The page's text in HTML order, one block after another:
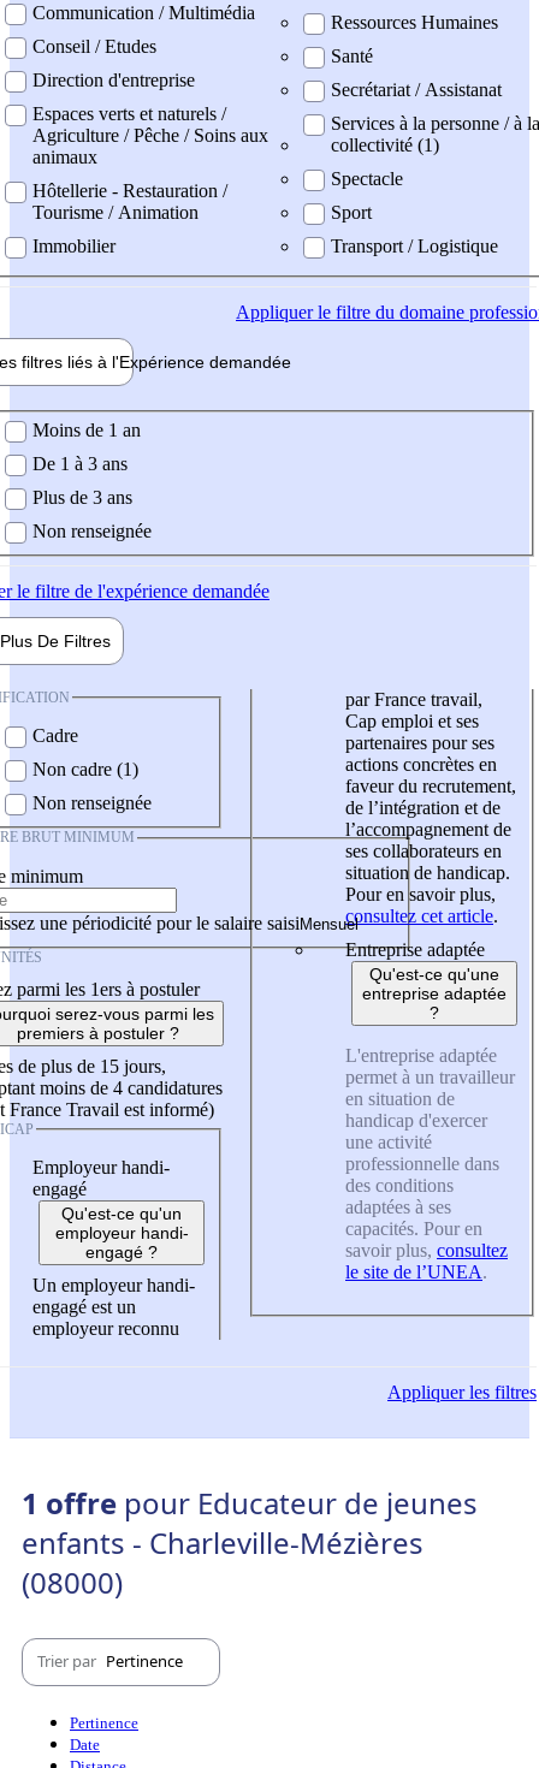
Communication / Multimédia
Conseil / Etudes
Direction d'entreprise
Espaces verts et naturels /
Agriculture / Pêche / Soins aux
animaux
Hôtellerie - Restauration /
Tourisme / Animation
Immobilier
Ressources Humaines
Santé
Secrétariat / Assistanat
Services à la personne / à la
collectivité (1)
Spectacle
Sport
Transport / Logistique
Appliquerle filtre du domaine
filtres liés à l'Expérience demandée
demandée
Moins de 1 an
De 1 à 3 ans
Plus de 3 ans
Non renseignée
le filtre de l'expérience demandée
Plus De Filtres
Cadre
Non cadre (1)
Non renseignée
BRUT MINIMUM
minimum
une périodicité pour le salaire saisi
parmi les 1ers à postuler
serez-vous parmi les
premiers à postuler ?
de plus de 15 jours,
moins de 4 candidatures
France Travail est informé)
Employeur handi-
engagé
Qu'est-ce qu'un
employeur handi-
engagé ?
Un employeur handi-
engagé est un
employeur reconnu
par France travail,
Cap emploi et ses
partenaires pour ses
actions concrètes en
faveur du recrutement,
de l’intégration et de
l’accompagnement de
ses collaborateurs en
situation de handicap.
Pour en savoir plus,
consultez cet article.
Entreprise adaptée
Qu'est-ce qu'une
entreprise adaptée
?
L'entreprise adaptée
permet à un travailleur
en situation de
handicap d'exercer
une activité
professionnelle dans
des conditions
adaptées à ses
capacités. Pour en
savoir plus, consultez
le site de l’UNEA.
Appliquerles filtres
1 offre pour Educateur de jeunes
enfants - Charleville-Mézières
(08000)
Trier par Pertinence
Pertinence
Date